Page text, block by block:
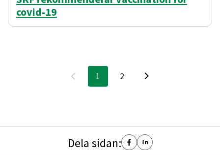
covid-19
1 2
Dela sidan: